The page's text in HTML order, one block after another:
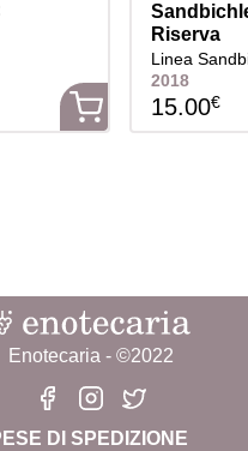
Riserva
Linea
2018
15.00€
Enotecaria - ©2022
DI SPEDIZIONE